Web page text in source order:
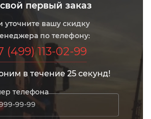
первый заказ
уточните вашу скидку
по телефону:
(499) 113-02-99
в течение 25 секунд!
телефона